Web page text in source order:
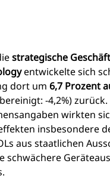
strategische
entwickelte sich
dort um 6,7 Prozent
-4,2%) zurück.
wirkten
insbesondere
aus staatlichen
schwächere